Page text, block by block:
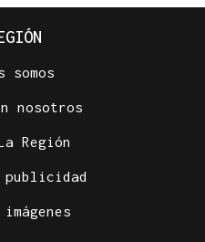
somos
nosotros
Región